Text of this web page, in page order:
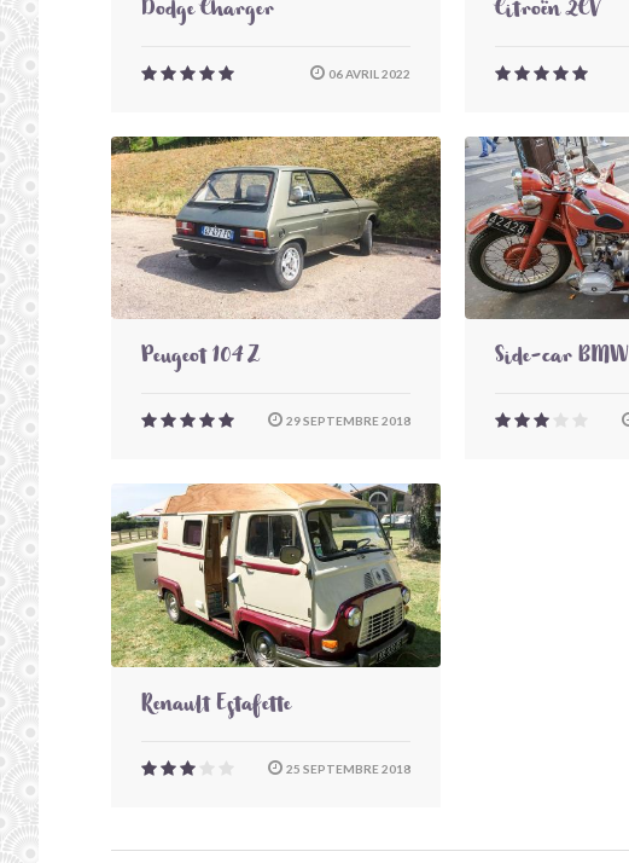
Dodge Charger
06 AVRIL 2022
Citroën 2CV
Peugeot 104 Z
29 SEPTEMBRE 2018
Side-car BMW
Renault Estafette
25 SEPTEMBRE 2018